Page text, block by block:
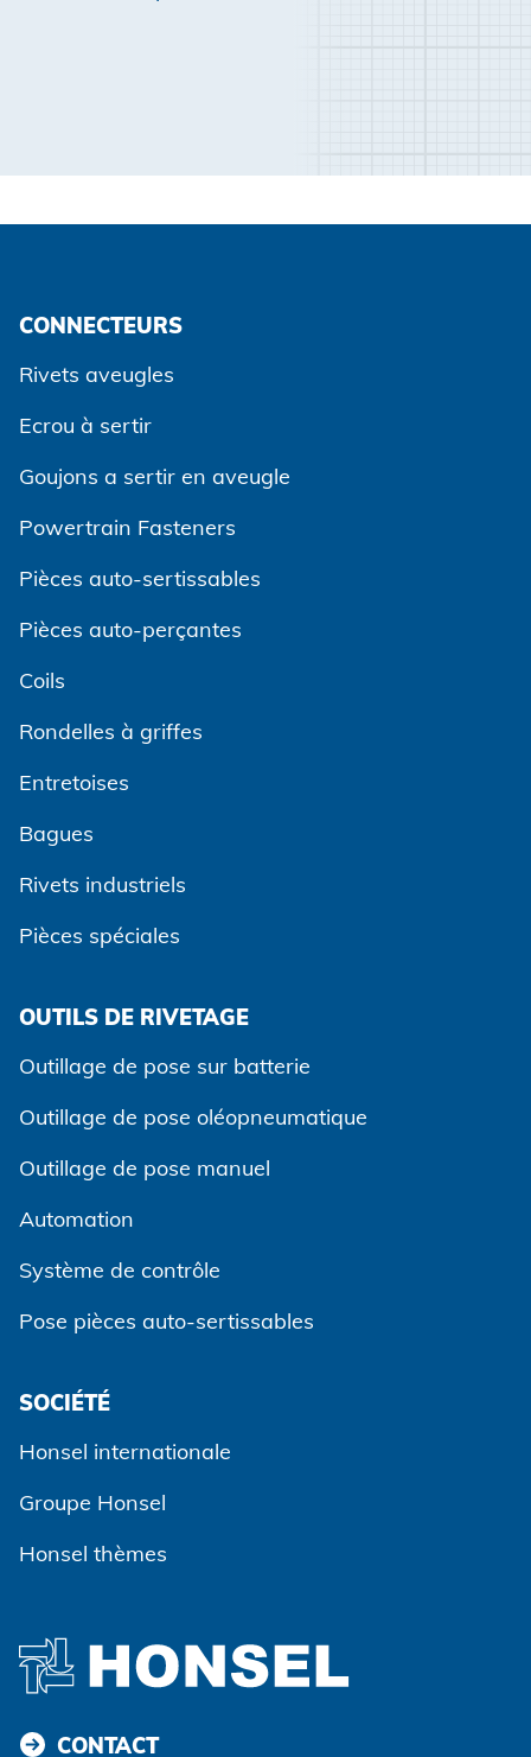
CONNECTEURS
Rivets aveugles
Ecrou à sertir
Goujons a sertir en aveugle
Powertrain Fasteners
Pièces auto-sertissables
Pièces auto-perçantes
Coils
Rondelles à griffes
Entretoises
Bagues
Rivets industriels
Pièces spéciales
OUTILS DE RIVETAGE
Outillage de pose sur batterie
Outillage de pose oléopneumatique
Outillage de pose manuel
Automation
Système de contrôle
Pose pièces auto-sertissables
SOCIÉTÉ
Honsel internationale
Groupe Honsel
Honsel thèmes
CONTACT
Accepter et continuer